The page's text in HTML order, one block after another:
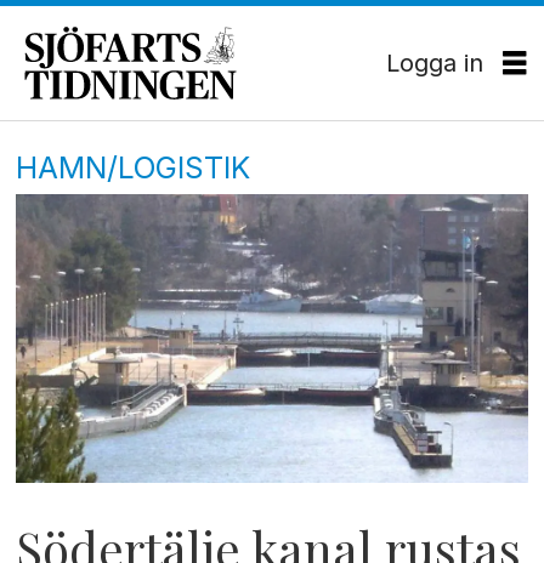
Logga in
HAMN/LOGISTIK
Södertälje kanal rustas